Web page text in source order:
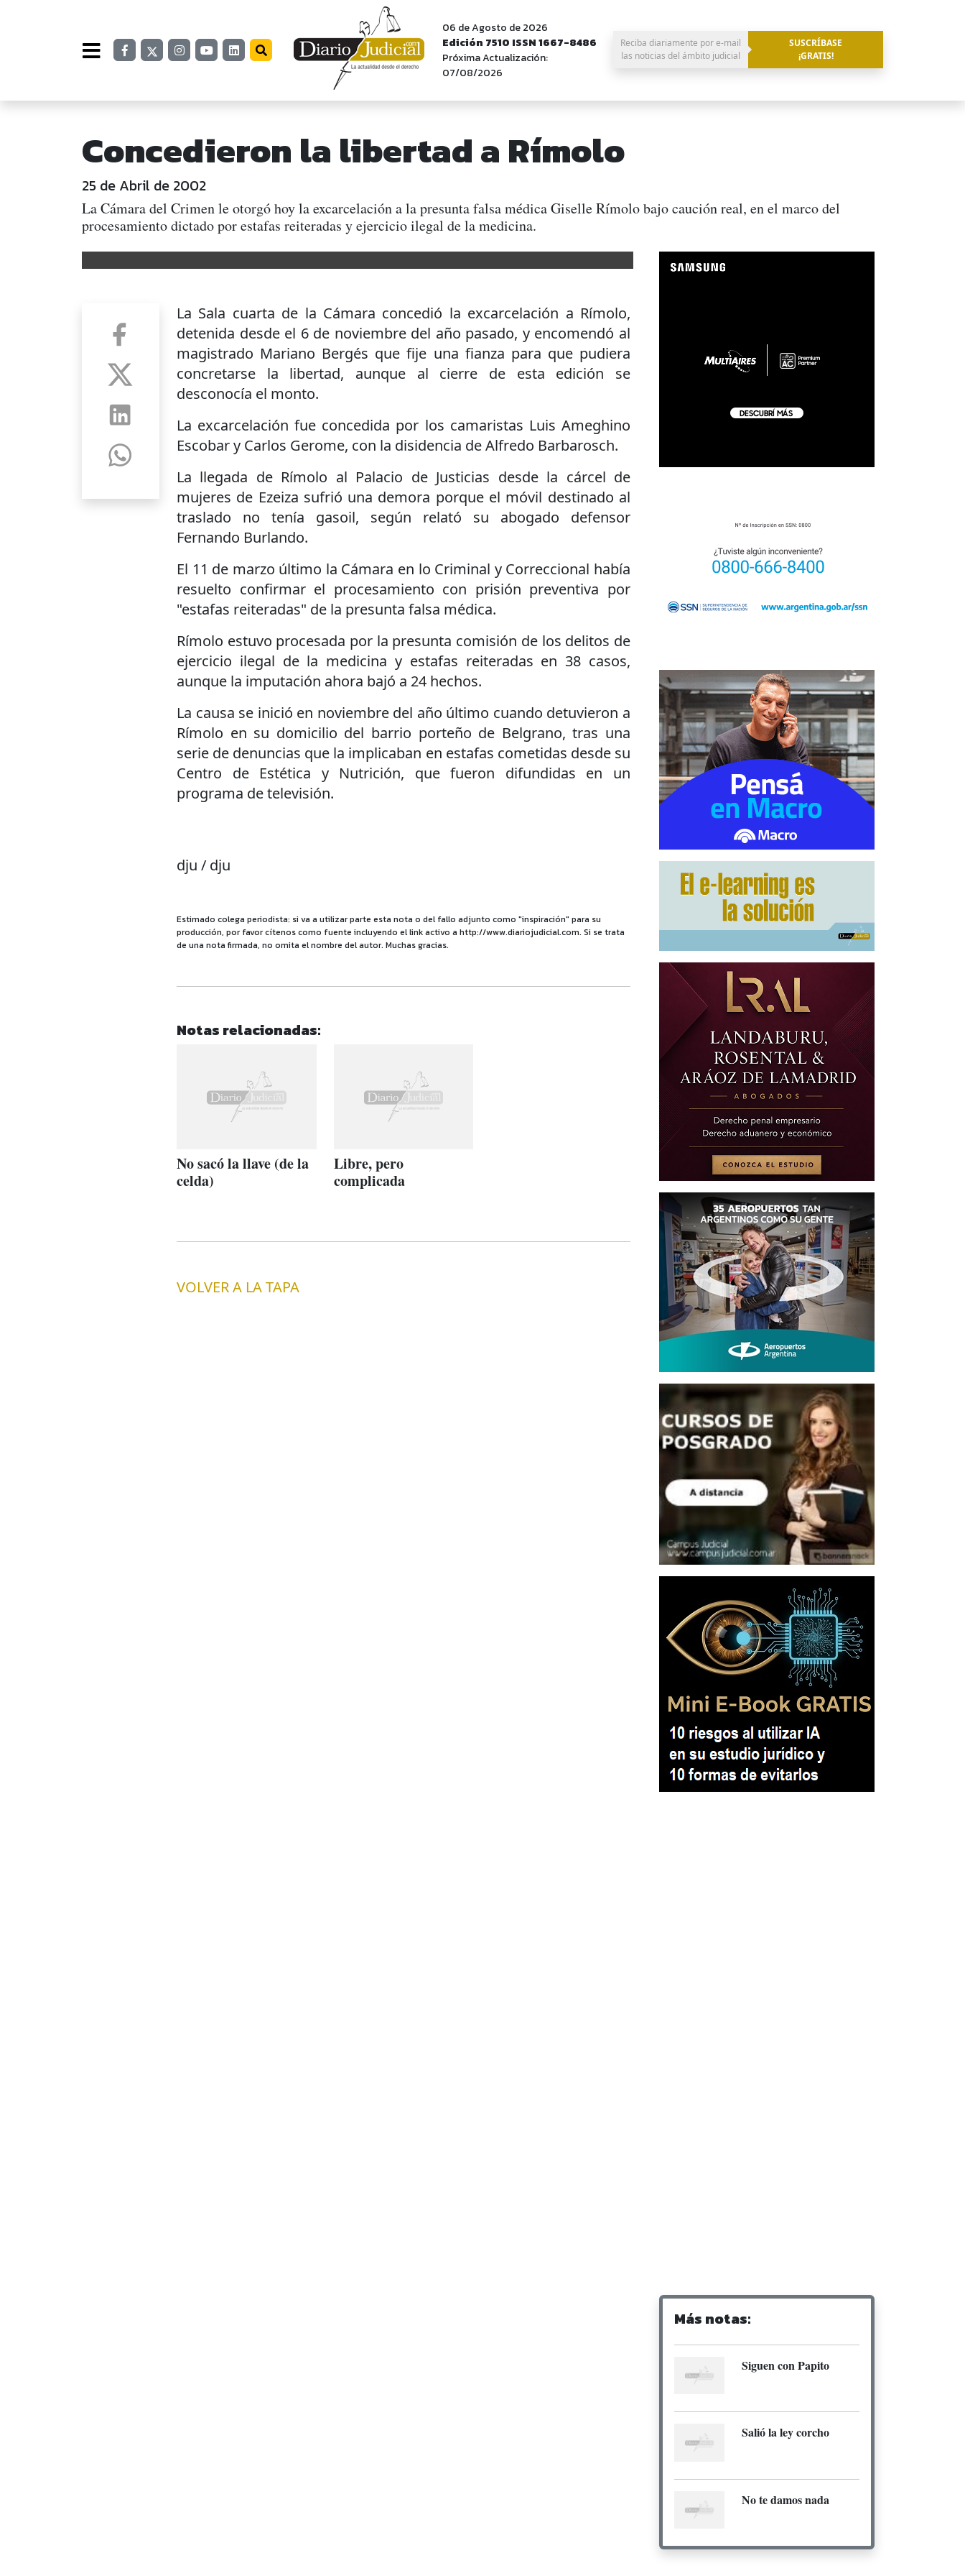
06 de Agosto de 2026
Edición 7510 ISSN 1667-8486
Próxima Actualización:
07/08/2026
Reciba diariamente por e-mail
las noticias del ámbito judicial
SUSCRÍBASE
¡GRATIS!
Concedieron la libertad a Rímolo
25 de Abril de 2002
La Cámara del Crimen le otorgó hoy la excarcelación a la presunta falsa médica Giselle Rímolo bajo caución real, en el marco del
procesamiento dictado por estafas reiteradas y ejercicio ilegal de la medicina.
La Sala cuarta de la Cámara concedió la excarcelación a Rímolo,
detenida desde el 6 de noviembre del año pasado, y encomendó al
magistrado Mariano Bergés que fije una fianza para que pudiera
concretarse la libertad, aunque al cierre de esta edición se
desconocía el monto.
La excarcelación fue concedida por los camaristas Luis Ameghino
Escobar y Carlos Gerome, con la disidencia de Alfredo Barbarosch.
La llegada de Rímolo al Palacio de Justicias desde la cárcel de
mujeres de Ezeiza sufrió una demora porque el móvil destinado al
traslado no tenía gasoil, según relató su abogado defensor
Fernando Burlando.
El 11 de marzo último la Cámara en lo Criminal y Correccional había
resuelto confirmar el procesamiento con prisión preventiva por
"estafas reiteradas" de la presunta falsa médica.
Rímolo estuvo procesada por la presunta comisión de los delitos de
ejercicio ilegal de la medicina y estafas reiteradas en 38 casos,
aunque la imputación ahora bajó a 24 hechos.
La causa se inició en noviembre del año último cuando detuvieron a
Rímolo en su domicilio del barrio porteño de Belgrano, tras una
serie de denuncias que la implicaban en estafas cometidas desde su
Centro de Estética y Nutrición, que fueron difundidas en un
programa de televisión.
dju / dju
Estimado colega periodista: si va a utilizar parte esta nota o del fallo adjunto como "inspiración" para su
producción, por favor cítenos como fuente incluyendo el link activo a http://www.diariojudicial.com. Si se trata
de una nota firmada, no omita el nombre del autor. Muchas gracias.
Notas relacionadas:
No sacó la llave (de la
celda)
Libre, pero
complicada
VOLVER A LA TAPA
Más notas:
Siguen con Papito
Salió la ley corcho
No te damos nada